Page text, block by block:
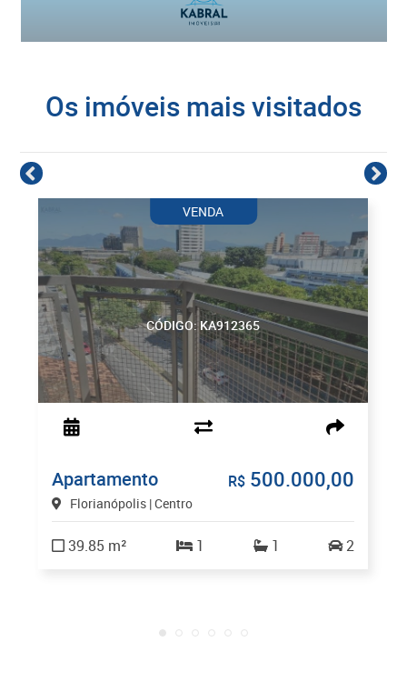
Os imóveis mais visitados
CÓDIGO: KA912365
VENDA
Apartamento
Florianópolis | Centro
R$ 500.000,00
39.85 m² 1 1 2